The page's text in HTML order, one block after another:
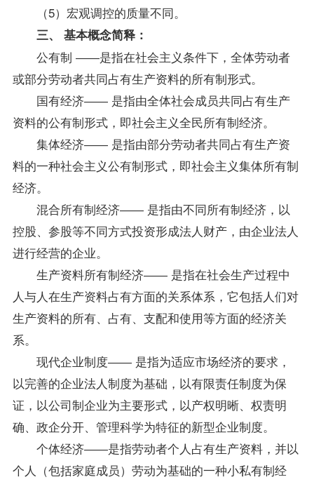
（5）宏观调控的质量不同。
三、 基本概念简释：
公有制 ――是指在社会主义条件下，全体劳动者
或部分劳动者共同占有生产资料的所有制形式。
国有经济―― 是指由全体社会成员共同占有生产
资料的公有制形式，即社会主义全民所有制经济。
集体经济―― 是指由部分劳动者共同占有生产资
料的一种社会主义公有制形式，即社会主义集体所有制
经济。
混合所有制经济―― 是指由不同所有制经济，以
控股、参股等不同方式投资形成法人财产，由企业法人
进行经营的企业。
生产资料所有制经济―― 是指在社会生产过程中
人与人在生产资料占有方面的关系体系，它包括人们对
生产资料的所有、占有、支配和使用等方面的经济关
系。
现代企业制度―― 是指为适应市场经济的要求，
以完善的企业法人制度为基础，以有限责任制度为保
证，以公司制企业为主要形式，以产权明晰、权责明
确、政企分开、管理科学为特征的新型企业制度。
个体经济――是指劳动者个人占有生产资料，并以
个人（包括家庭成员）劳动为基础的一种小私有制经